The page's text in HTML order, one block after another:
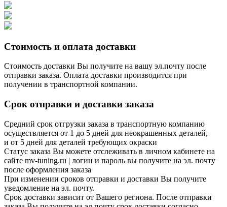
Стоимость и оплата доставки
Стоимость доставки Вы получите на вашу эл.почту после
отправки заказа. Оплата доставки производится при
получении в транспортной компании.
Срок отправки и доставки заказа
Средний срок отгрузки заказа в транспортную компанию
осуществляется от 1 до 5 дней для неокрашенных деталей,
и от 5 дней для деталей требующих окраски
Статус заказа Вы можете отслеживать в личном кабинете на
сайте mv-tuning.ru | логин и пароль вы получите на эл. почту
после оформления заказа
При изменении сроков отправки и доставки Вы получите
уведомление на эл. почту.
Срок доставки зависит от Вашего региона. После отправки